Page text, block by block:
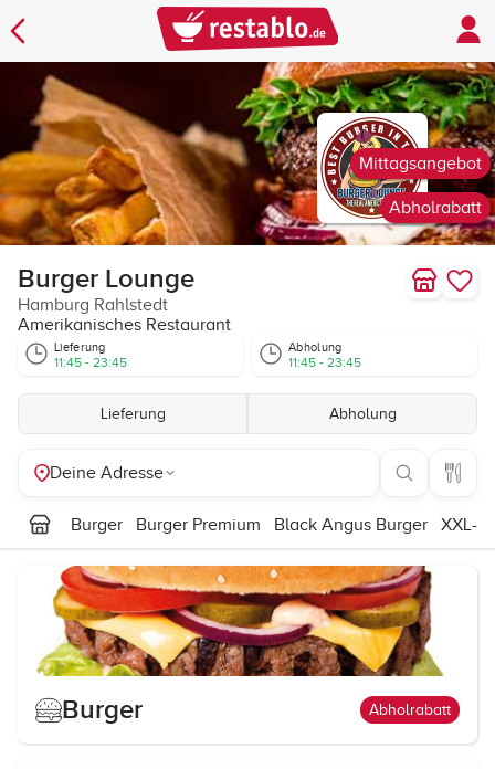
Abholrabatt
Mittagsangebot
Burger Lounge
Hamburg Rahlstedt
Amerikanisches Restaurant
Lieferung
11:45 - 23:45
Abholung
11:45 - 23:45
Lieferung Abholung
Deine Adresse
Burger Burger Premium Black Angus Burger XXL-
Burger Abholrabatt